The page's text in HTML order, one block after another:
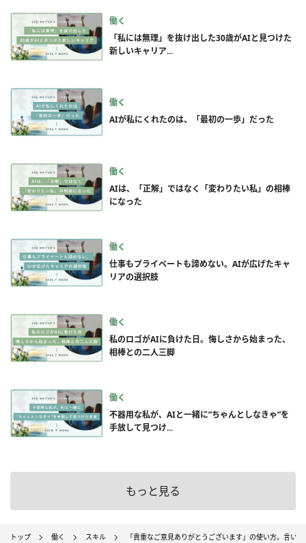
働く
「私には無理」を抜け出した30歳がAIと見つけた
新しいキャリア...
働く
AIが私にくれたのは、「最初の一歩」だった
働く
AIは、「正解」ではなく「変わりたい私」の相棒
になった
働く
仕事もプライベートも諦めない。AIが広げたキャ
リアの選択肢
働く
私のロゴがAIに負けた日。悔しさから始まった、
相棒との二人三脚
働く
不器用な私が、AIと一緒に”ちゃんとしなきゃ”を
手放して見つけ...
もっと見る
トップ 働く スキル 「貴重なご意見ありがとうございます」の使い方。言い